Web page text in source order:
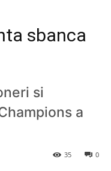
sbanca
si
a
0
35